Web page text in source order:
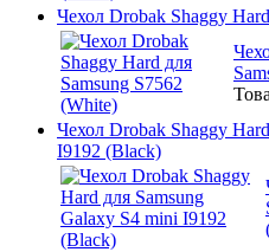
Чехол Drobak Shaggy
Чехол Drobak Shaggy
I9192 (Black)